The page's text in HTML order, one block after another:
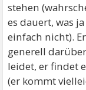
stehen
es dauert, was
einfach nicht).
generell
leidet, er findet
(er kommt